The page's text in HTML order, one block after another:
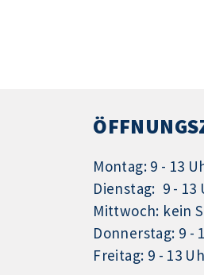
Montag: 9 - 13
Dienstag: 9 - 13
Mittwoch: kein
Donnerstag: 9 -
Freitag: 9 - 13